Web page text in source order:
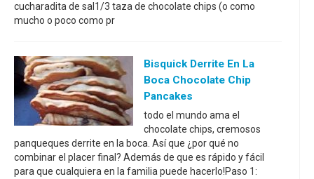
cucharadita de sal1/3 taza de chocolate chips (o como
mucho o poco como pr
Bisquick Derrite En La
Boca Chocolate Chip
Pancakes
todo el mundo ama el
chocolate chips, cremosos
panqueques derrite en la boca. Así que ¿por qué no
combinar el placer final? Además de que es rápido y fácil
para que cualquiera en la familia puede hacerlo!Paso 1: